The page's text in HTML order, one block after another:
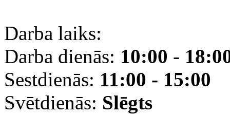
Darba laiks:
Darba dienās: 10:00 -
Sestdienās: 11:00 - 15:00
Svētdienās: Slēgts